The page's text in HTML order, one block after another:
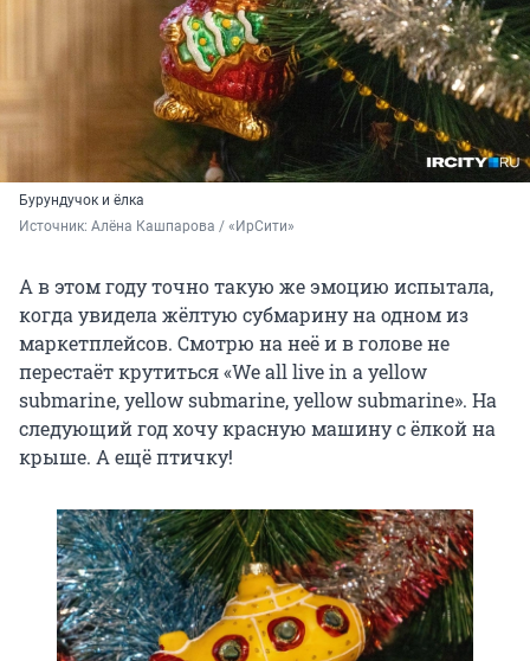
Бурундучок и ёлка
Источник: Алёна Кашпарова / «ИрСити»
А в этом году точно такую же эмоцию испытала,
когда увидела жёлтую субмарину на одном из
маркетплейсов. Смотрю на неё и в голове не
перестаёт крутиться «We all live in a yellow
submarine, yellow submarine, yellow submarine». На
следующий год хочу красную машину с ёлкой на
крыше. А ещё птичку!